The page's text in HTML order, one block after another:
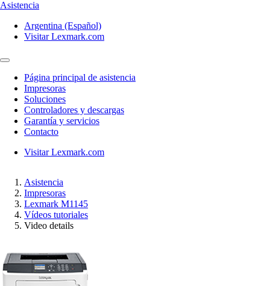
Asistencia
Argentina (Español)
Visitar Lexmark.com
Página principal de asistencia
Impresoras
Soluciones
Controladores y descargas
Garantía y servicios
Contacto
Visitar Lexmark.com
Asistencia
Impresoras
Lexmark M1145
Vídeos tutoriales
Video details